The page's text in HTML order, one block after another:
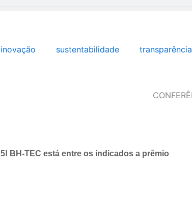
inovação sustentabilidade transparência
BH-TEC está entre os indicados a prêmio